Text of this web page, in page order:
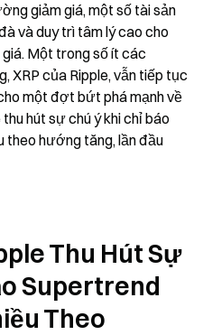
giảm giá, một số tài sản
và duy trì tâm lý cao cho
Một trong số ít các
XRP của Ripple, vẫn tiếp tục
một đợt bứt phá mạnh về
hút sự chú ý khi chỉ báo
theo hướng tăng, lần đầu
Thu Hút Sự
Supertrend
Theo